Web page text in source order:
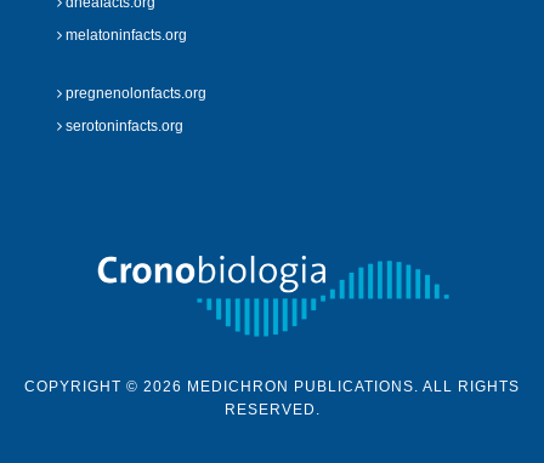
melatoninfacts.org
pregnenolonfacts.org
serotoninfacts.org
COPYRIGHT © 2026 MEDICHRON PUBLICATIONS. ALL RIGHTS
RESERVED.